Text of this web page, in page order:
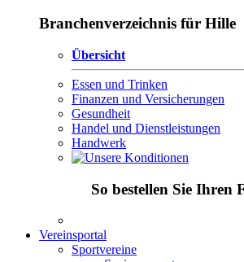
Branchenverzeichnis für Hille
Übersicht
Essen und Trinken
Finanzen und Versicherungen
Gesundheit
Handel und Dienstleistungen
Handwerk
So bestellen Sie Ihren
Vereinsportal
Sportvereine